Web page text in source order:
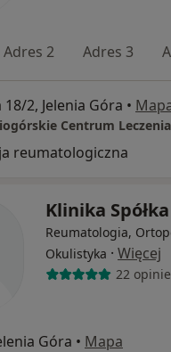
Adres 2 Adres 3
2, Jelenia Góra •
reumatologiczna
Klinika
Reumatologia,
Okulistyka · Więcej
22 opinie
Góra • Mapa